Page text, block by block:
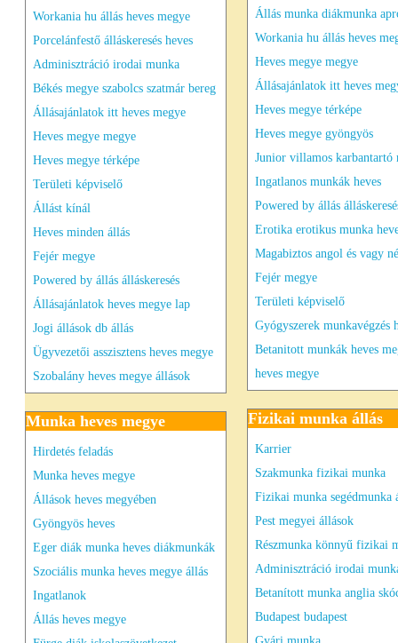
Workania hu állás heves megye
Porcelánfestő álláskeresés heves
Adminisztráció irodai munka
Békés megye szabolcs szatmár bereg
Állásajánlatok itt heves megye
Heves megye megye
Heves megye térképe
Területi képviselő
Állást kínál
Heves minden állás
Fejér megye
Powered by állás álláskeresés
Állásajánlatok heves megye lap
Jogi állások db állás
Ügyvezetői asszisztens heves megye
Szobalány heves megye állások
Munka heves megye
Hirdetés feladás
Munka heves megye
Állások heves megyében
Gyöngyös heves
Eger diák munka heves diákmunkák
Szociális munka heves megye állás
Ingatlanok
Állás heves megye
Állás munka diákmunka
Workania hu állás heves
Heves megye megye
Állásajánlatok itt heves
Heves megye térképe
Heves megye gyöngyös
Junior villamos karbantartó
Ingatlanos munkák heves
Powered by állás
Erotika erotikus munka
Magabiztos angol és vagy
Fejér megye
Területi képviselő
Gyógyszerek munkavégzés
Betanitott munkák heves
heves megye
Fizikai munka állás
Karrier
Szakmunka fizikai munka
Fizikai munka segédmunka
Pest megyei állások
Részmunka könnyű fizikai
Adminisztráció irodai
Betanított munka anglia
Budapest budapest